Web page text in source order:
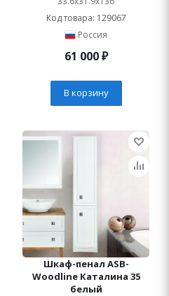
Код товара: 129067
Россия
61 000₽
В корзину
Шкаф-пенал ASB-
Woodline Каталина 35
белый